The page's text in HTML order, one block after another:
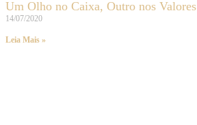
Um Olho no Caixa, Outro nos Valores
14/07/2020
Leia Mais »